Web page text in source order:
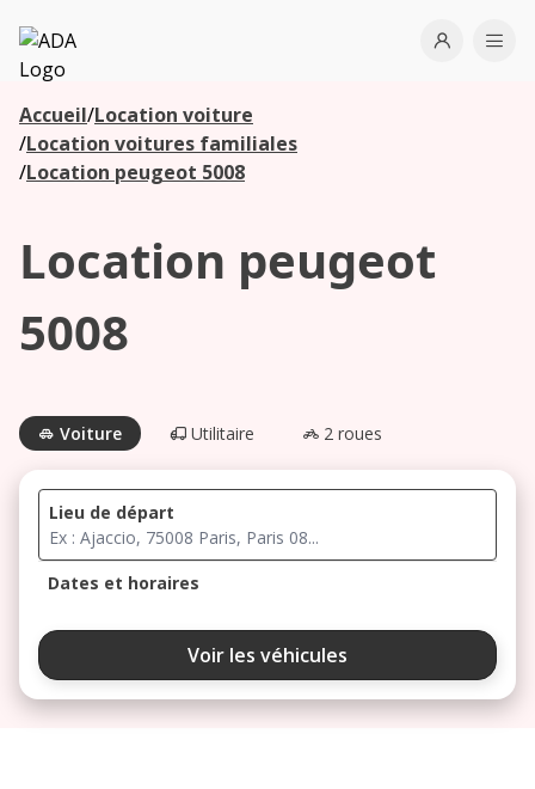
ADA
Open
Accueil/Location voiture
/Location voitures familiales
/Location peugeot 5008
Location peugeot
5008
Voiture Utilitaire 2 roues
Lieu de départ
Dates et horaires
août 2026
ma me
Voir les véhicules
Les
agences à
proximité
Commencez
votre
recherche
proximité